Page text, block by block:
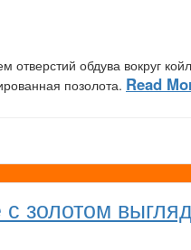
обдува вокруг
позолота. Read
золотом